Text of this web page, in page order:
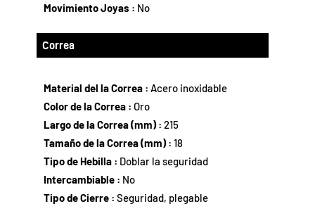
Movimiento Joyas : No
Correa
Material del la Correa :Acero inoxidable
Color de la Correa : Oro
Largo de la Correa (mm) :215
Tamaño de la Correa (mm) :18
Tipo de Hebilla : Doblar la seguridad
Intercambiable : No
Tipo de Cierre :Seguridad, plegable